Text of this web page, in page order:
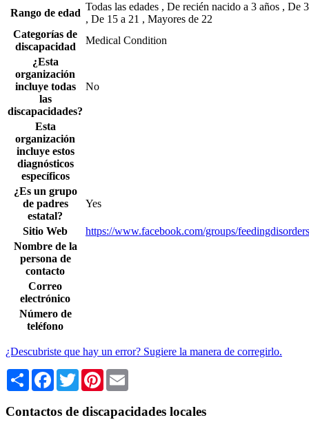
Rango de edad
Todas las edades , De recién nacido a 3 años , De
, De 15 a 21 , Mayores de 22
Categorías de
discapacidad
Medical Condition
¿Esta
organización
incluye todas
las
discapacidades?
No
Esta
organización
incluye estos
diagnósticos
específicos
¿Es un grupo
de padres
estatal?
Yes
Sitio Web
https://www.facebook.com/groups/
Nombre de la
persona de
contacto
Correo
electrónico
Número de
teléfono
¿Descubriste que hay un error? Sugiere la manera de corregirlo.
Share Facebook
TwitterPinterest
Contactos de discapacidades locales